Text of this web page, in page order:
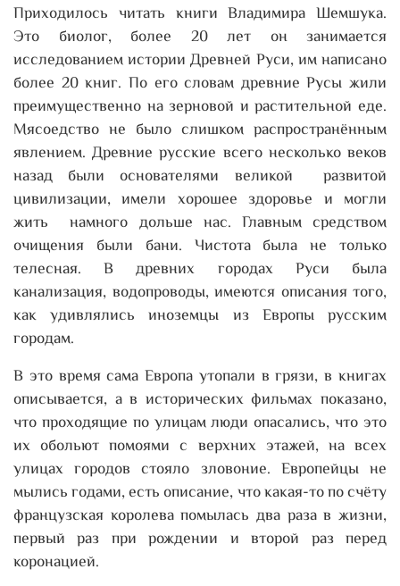
Приходилось читать книги Владимира Шемшука.
Это биолог, более 20 лет он занимается
исследованием истории Древней Руси, им написано
более 20 книг. По его словам древние Русы жили
преимущественно на зерновой и растительной еде.
Мясоедство не было слишком распространённым
явлением. Древние русские всего несколько веков
назад были основателями великой развитой
цивилизации, имели хорошее здоровье и могли
жить намного дольше нас. Главным средством
очищения были бани. Чистота была не только
телесная. В древних городах Руси была
канализация, водопроводы, имеются описания того,
как удивлялись иноземцы из Европы русским
городам.
В это время сама Европа утопали в грязи, в книгах
описывается, а в исторических фильмах показано,
что проходящие по улицам люди опасались, что это
их обольют помоями с верхних этажей, на всех
улицах городов стояло зловоние. Европейцы не
мылись годами, есть описание, что какая-то по счёту
французская королева помылась два раза в жизни,
первый раз при рождении и второй раз перед
коронацией.